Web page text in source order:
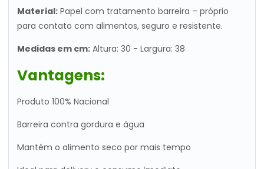
Material: Papel com tratamento barreira – próprio
para contato com alimentos, seguro e resistente.
Medidas em cm: Altura: 30 - Largura: 38
Vantagens:
Produto 100% Nacional
Barreira contra gordura e água
Mantém o alimento seco por mais tempo